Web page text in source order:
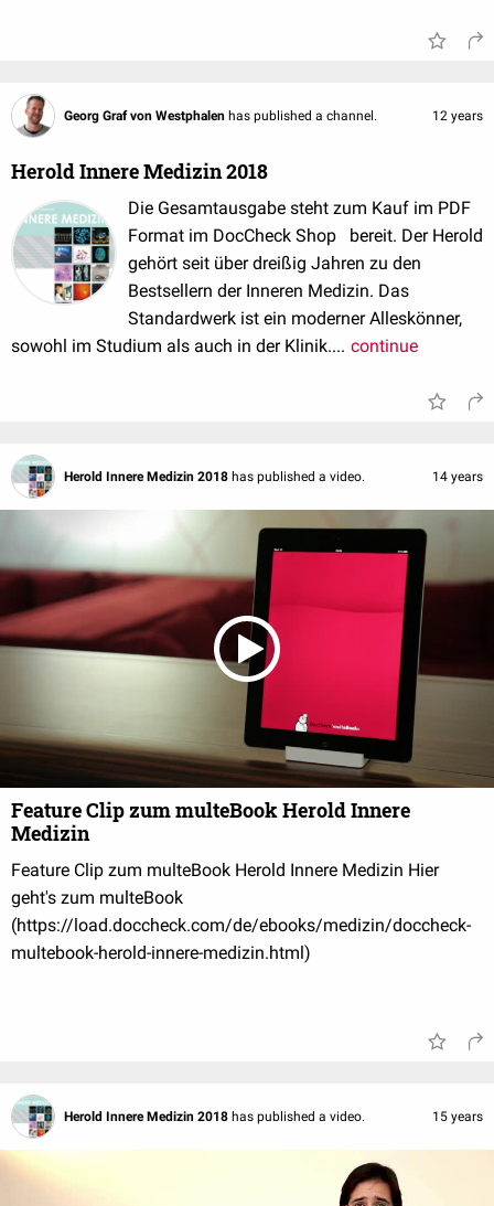
Georg Graf von Westphalen has published a channel. 12 years
Herold Innere Medizin 2018
Die Gesamtausgabe steht zum Kauf im PDF
Format im DocCheck Shop bereit. Der Herold
gehört seit über dreißig Jahren zu den
Bestsellern der Inneren Medizin. Das
Standardwerk ist ein moderner Alleskönner,
sowohl im Studium als auch in der Klinik.... continue
Herold Innere Medizin 2018 has published a video. 14 years
Feature Clip zum multeBook Herold Innere
Medizin
Feature Clip zum multeBook Herold Innere Medizin Hier
geht's zum multeBook
(https://load.doccheck.com/de/ebooks/medizin/doccheck-
multebook-herold-innere-medizin.html)
Herold Innere Medizin 2018 has published a video. 15 years